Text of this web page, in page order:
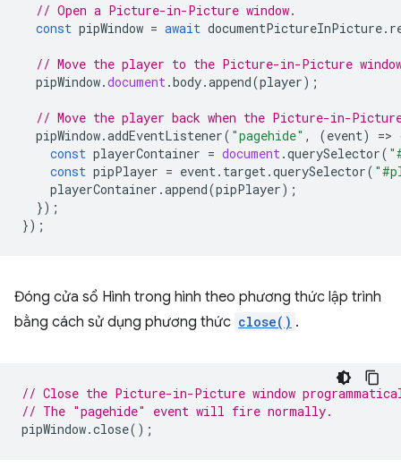
// Open a Picture-in-Picture window.
const pipWindow = await documentPictureInPicture.
// Move the player to the Picture-in-Picture
pipWindow.document .body.append(player);
// Move the player back when the Picture-in-
pipWindow.addEventListener( "pagehide" , (event) =>
const playerContainer = document .querySelector(
const pipPlayer = event . target .querySelector(
playerContainer .append(pipPlayer);
});
});
Đóng cửa sổ Hình trong hình theo phương thức lập trình
bằng cách sử dụng phương thức close() .
// Close the Picture-in-Picture window
// The "pagehide" event will fire normally.
pipWindow.close();